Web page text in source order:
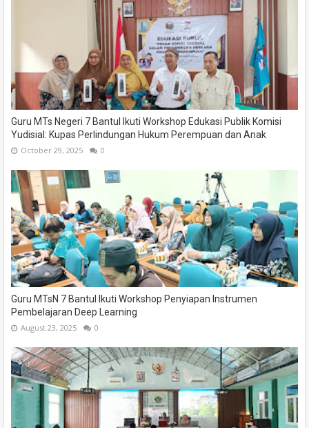
Guru MTs Negeri 7 Bantul Ikuti Workshop Edukasi Publik Komisi
Yudisial: Kupas Perlindungan Hukum Perempuan dan Anak
October 29, 2025 0
Guru MTsN 7 Bantul Ikuti Workshop Penyiapan Instrumen
Pembelajaran Deep Learning
August 23, 2025 0